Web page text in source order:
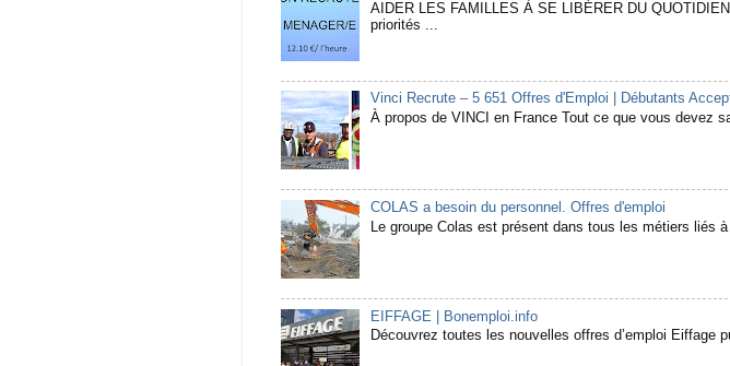
AIDER LES FAMILLES À SE LIBÉRER DU
priorités ...
Vinci Recrute – 5 651 Offres d'Emploi | Débutants
À propos de VINCI en France Tout ce que vous devez
COLAS a besoin du personnel. Offres d'emploi
Le groupe Colas est présent dans tous les métiers liés
EIFFAGE | Bonemploi.info
Découvrez toutes les nouvelles offres d’emploi